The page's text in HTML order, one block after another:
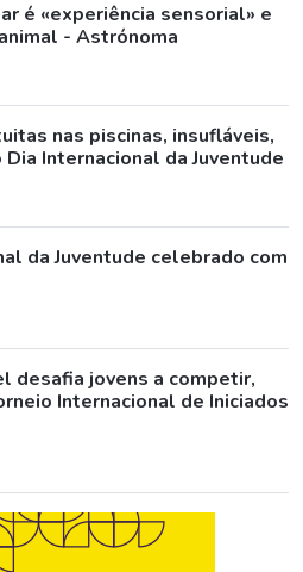
é «experiência sensorial» e
- Astrónoma
nas piscinas, insufláveis,
Internacional da Juventude
da Juventude celebrado com
desafia jovens a competir,
Internacional de Iniciados